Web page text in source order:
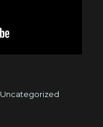
Kategorien
Uncategorized